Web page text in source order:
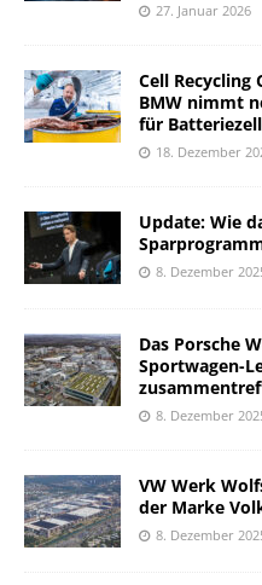
27. Januar 2026
Cell Recycling
BMW nimmt
für
18. Dezember
Update: Wie
8. Dezember
Das Porsche
Sportwagen-
8. Dezember
VW Werk
der Marke
8. Dezember